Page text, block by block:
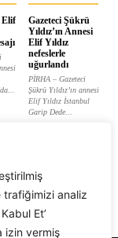
analiz
Et’
izin vermiş
Elif
Gazeteci Şükrü
Yıldız’ın Annesi
Elif Yıldız
nefeslerle
uğurlandı
PİRHA – Gazeteci
Şükrü Yıldız’ın annesi
Elif Yıldız İstanbul
Garip Dede...